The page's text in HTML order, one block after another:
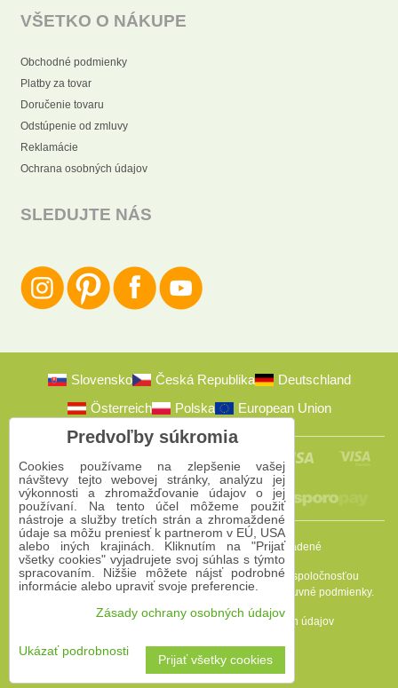
VŠETKO O NÁKUPE
Obchodné podmienky
Platby za tovar
Doručenie tovaru
Odstúpenie od zmluvy
Reklamácie
Ochrana osobných údajov
SLEDUJTE NÁS
Slovensko Česká Republika
Deutschland
Österreich
Polska European Union
2009-2026 © Bomba s.r.o.Všetky práva vyhradené
Táto stránka je chránená programom reCAPTCHA a spoločnosťou
Google. PlatiaPravidlá ochrany osobných údajov Zmluvné podmienky.
Predvoľby súkromia
Zásady ochrany osobných údajov
Vytvorené pomocou:BiznisWeb.sk
Predvoľby súkromia
Cookies používame na zlepšenie vašej
návštevy tejto webovej stránky, analýzu jej
výkonnosti a zhromažďovanie údajov o jej
používaní. Na tento účel môžeme použiť
nástroje a služby tretích strán a zhromaždené
údaje sa môžu preniesť k partnerom v EÚ, USA
alebo iných krajinách. Kliknutím na "Prijať
všetky cookies" vyjadrujete svoj súhlas s týmto
spracovaním. Nižšie môžete nájsť podrobné
informácie alebo upraviť svoje preferencie.
Zásady ochrany osobných údajov
Ukázať podrobnosti
Prijať všetky cookies